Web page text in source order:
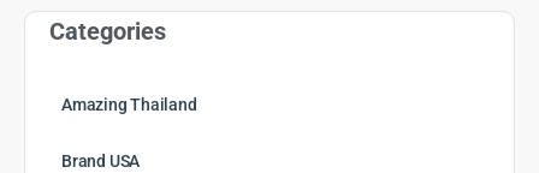
Categories
Amazing Thailand
Brand USA